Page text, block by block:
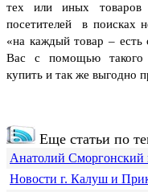
тех или иных товаров
посетителей в поисках
«на каждый товар – есть
Вас с помощью такого
купить и так же выгодно
Еще статьи по
Анатолий Сморгонский
Новости г. Калуш и